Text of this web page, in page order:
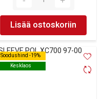
Lisää ostoskoriin
Soodushind -19%
Kesklaos
Soodushind -19%
Kesklaos